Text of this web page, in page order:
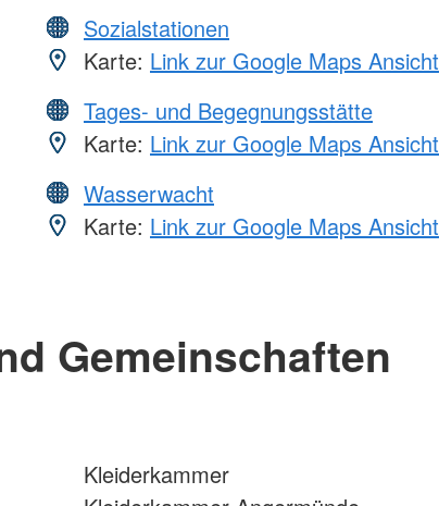
Sozialstationen
Karte: Link zur Google Maps Ansicht
Tages- und Begegnungsstätte
Karte: Link zur Google Maps Ansicht
Wasserwacht
Karte: Link zur Google Maps Ansicht
Gemeinschaften
Kleiderkammer